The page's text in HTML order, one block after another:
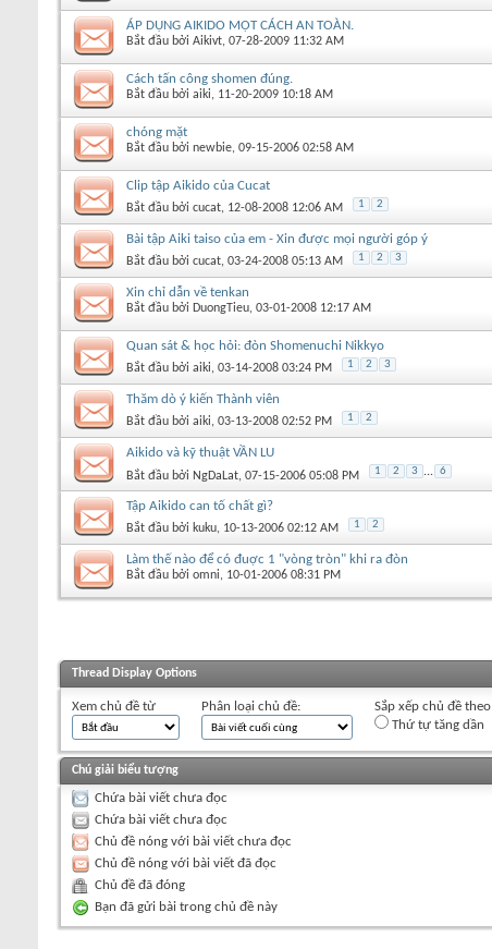
ÁP DỤNG AIKIDO MỘT CÁCH AN TOÀN.
Bắt đầu bởi Aikivt‎, 07-28-2009 11:32 AM
Cách tấn công shomen đúng.
Bắt đầu bởi aiki‎, 11-20-2009 10:18 AM
chóng mặt
Bắt đầu bởi newbie‎, 09-15-2006 02:58 AM
Clip tập Aikido của Cucat
Bắt đầu bởi cucat‎, 12-08-2008 12:06 AM 1 2
Bài tập Aiki taiso của em - Xin được mọi người góp ý
Bắt đầu bởi cucat‎, 03-24-2008 05:13 AM 1 2 3
Xin chỉ dẫn về tenkan
Bắt đầu bởi DuongTieu‎, 03-01-2008 12:17 AM
Quan sát & học hỏi: đòn Shomenuchi Nikkyo
Bắt đầu bởi aiki‎, 03-14-2008 03:24 PM 1 2 3
Thăm dò ý kiến Thành viên
Bắt đầu bởi aiki‎, 03-13-2008 02:52 PM 1 2
Aikido và kỹ thuật VẦN LU
Bắt đầu bởi NgDaLat‎, 07-15-2006 05:08 PM 1 2 3 ... 6
Tập Aikido can tố chất gì?
Bắt đầu bởi kuku‎, 10-13-2006 02:12 AM 1 2
Làm thế nào để có đuợc 1 "vòng tròn" khi ra đòn
Bắt đầu bởi omni‎, 10-01-2006 08:31 PM
Thread Display Options
Xem chủ đề từ Phân loại chủ đề:
Sắp xếp chủ đề theo
Thứ tự tăng dần
Chú giải biểu tượng
Chứa bài viết chưa đọc
Chứa bài viết chưa đọc
Chủ đề nóng với bài viết chưa đọc
Chủ đề nóng với bài viết đã đọc
Chủ đề đã đóng
Bạn đã gửi bài trong chủ đề này